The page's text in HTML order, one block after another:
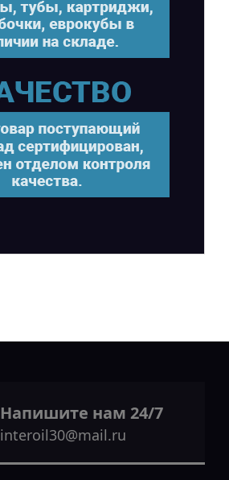
Напишите нам 24/7
interoil30@mail.ru